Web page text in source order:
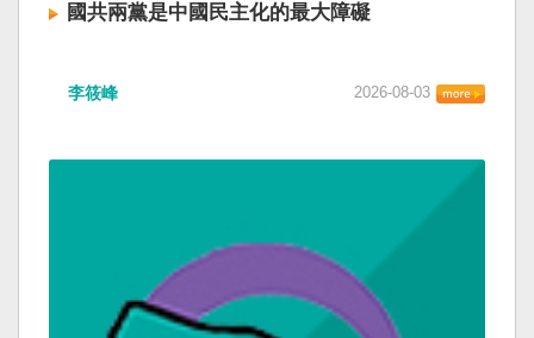
國共兩黨是中國民主化的最大障礙
李筱峰 2026-08-03